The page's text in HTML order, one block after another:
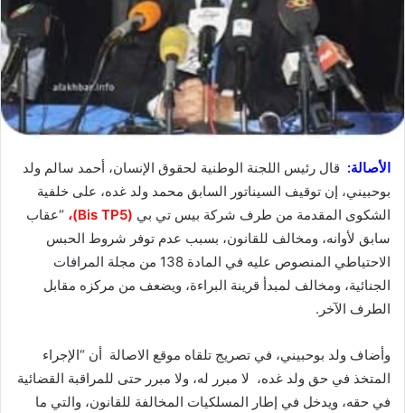
الأصالة: قال رئيس اللجنة الوطنية لحقوق الإنسان، أحمد سالم ولد
بوحبيني، إن توقيف السيناتور السابق محمد ولد غده، على خلفية
الشكوى المقدمة من طرف شركة بيس تي بي (Bis TP5)،
“عقاب
سابق لأوانه، ومخالف للقانون، بسبب عدم توفر شروط الحبس
الاحتياطي المنصوص عليه في المادة 138 من مجلة المرافات
الجنائية، ومخالف لمبدأ قرينة البراءة، ويضعف من مركزه مقابل
الطرف الآخر.
وأضاف ولد بوحبيني، في تصريج تلقاه موقع الاصالة أن “الإجراء
المتخذ في حق ولد غده، لا مبرر له، ولا مبرر حتى للمراقبة القضائية
في حقه، ويدخل في إطار المسلكيات المخالفة للقانون، والتي ما